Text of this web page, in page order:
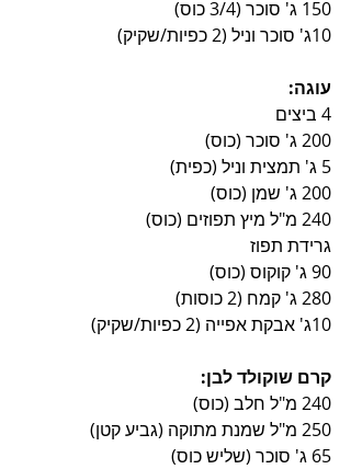
150 ג' סוכר (3/4 כוס)
10ג' סוכר וניל (2 כפיות/שקיק)
עוגה:
4 ביצים
200 ג' סוכר (כוס)
5 ג' תמצית וניל (כפית)
200 ג' שמן (כוס)
240 מ"ל מיץ תפוזים (כוס)
גרידת תפוז
90 ג' קוקוס (כוס)
280 ג' קמח (2 כוסות)
10ג' אבקת אפייה (2 כפיות/שקיק)
קרם שוקולד לבן:
240 מ"ל חלב (כוס)
250 מ"ל שמנת מתוקה (גביע קטן)
65 ג' סוכר (שליש כוס)